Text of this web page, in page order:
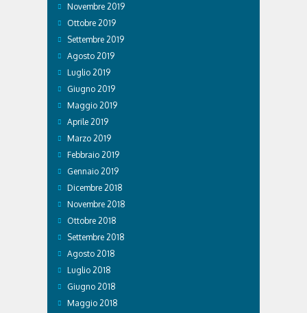
Novembre 2019
Ottobre 2019
Settembre 2019
Agosto 2019
Luglio 2019
Giugno 2019
Maggio 2019
Aprile 2019
Marzo 2019
Febbraio 2019
Gennaio 2019
Dicembre 2018
Novembre 2018
Ottobre 2018
Settembre 2018
Agosto 2018
Luglio 2018
Giugno 2018
Maggio 2018